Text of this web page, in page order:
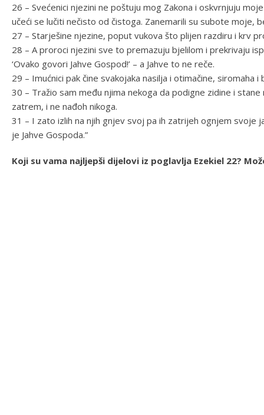
26 – Svećenici njezini ne poštuju mog Zakona i oskvrnjuju
učeći se lučiti nečisto od čistoga. Zanemarili su subote moje,
27 – Starješine njezine, poput vukova što plijen razdiru i krv
28 – A proroci njezini sve to premazuju bjelilom i prekrivaju
‘Ovako govori Jahve Gospod!’ – a Jahve to ne reče.
29 – Imućnici pak čine svakojaka nasilja i otimačine, siromaha
30 – Tražio sam među njima nekoga da podigne zidine i
zatrem, i ne nađoh nikoga.
31 – I zato izlih na njih gnjev svoj pa ih zatrijeh ognjem svoje
je Jahve Gospoda.”
Koji su vama najljepši dijelovi iz poglavlja Ezekiel 22?